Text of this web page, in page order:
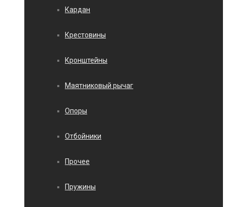
Кардан
Крестовины
Кронштейны
Маятниковый рычаг
Опоры
Отбойники
Прочее
Пружины